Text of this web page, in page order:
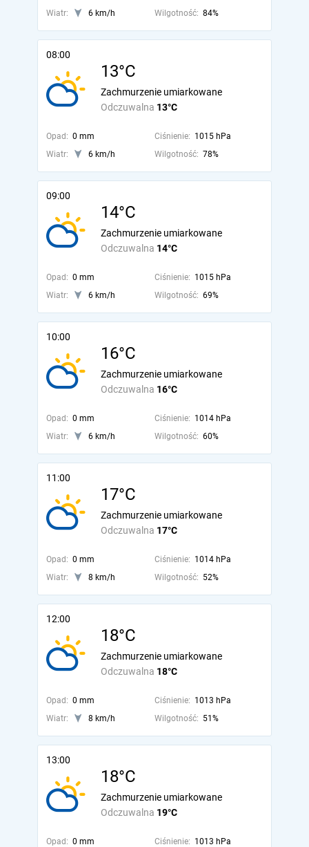
Wiatr: 6 km/h Wilgotność: 84%
08:00
13°C
Odczuwalna 13°C
Zachmurzenie umiarkowane
Opad: 0 mm Ciśnienie: 1015 hPa
Wiatr:
6 km/h Wilgotność: 78%
09:00
14°C
Odczuwalna 14°C
Zachmurzenie umiarkowane
Opad: 0 mm Ciśnienie: 1015 hPa
Wiatr:
6 km/h Wilgotność: 69%
10:00
16°C
Odczuwalna 16°C
Zachmurzenie umiarkowane
Opad: 0 mm Ciśnienie: 1014 hPa
Wiatr:
6 km/h Wilgotność: 60%
11:00
17°C
Odczuwalna 17°C
Zachmurzenie umiarkowane
Opad: 0 mm Ciśnienie: 1014 hPa
Wiatr:
8 km/h Wilgotność: 52%
12:00
18°C
Odczuwalna 18°C
Zachmurzenie umiarkowane
Opad: 0 mm Ciśnienie: 1013 hPa
Wiatr:
8 km/h Wilgotność: 51%
13:00
18°C
Odczuwalna 19°C
Zachmurzenie umiarkowane
Opad: 0 mm Ciśnienie: 1013 hPa